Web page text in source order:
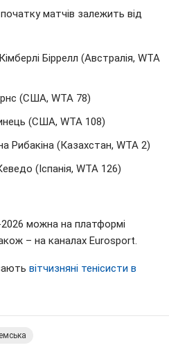
матчів залежить від
Біррелл (Австралія, WTA
(США, WTA 78)
(США, WTA 108)
Рибакіна (Казахстан, WTA 2)
(Іспанія, WTA 126)
можна на платформі
– на каналах Eurosport.
вітчизняні тенісисти в